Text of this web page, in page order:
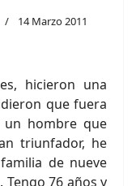
14 Marzo 2011
hicieron una
que fuera
hombre que
triunfador, he
de nueve
Tengo 76 años y